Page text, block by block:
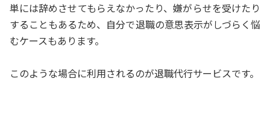
単には辞めさせてもらえなかったり、嫌がらせを受けたり
することもあるため、自分で退職の意思表示がしづらく悩
むケースもあります。
このような場合に利用されるのが退職代行サービスです。